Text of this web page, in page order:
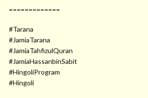
=============
#Tarana
#JamiaTarana
#JamiaTahfizulQuran
#JamiaHassanbinSabit
#HingoliProgram
#Hingoli